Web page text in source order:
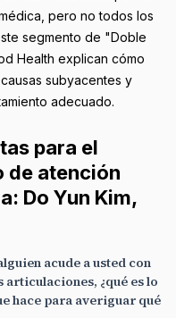
pero no todos los
segmento de "Doble
Health explican cómo
subyacentes y
adecuado.
para el
de atención
Do Yun Kim,
acude a usted con
articulaciones, ¿qué es lo
hace para averiguar qué